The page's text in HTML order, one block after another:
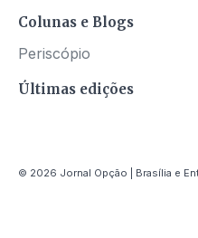
Colunas e Blogs
Periscópio
Últimas edições
© 2026 Jornal Opção | Brasília e